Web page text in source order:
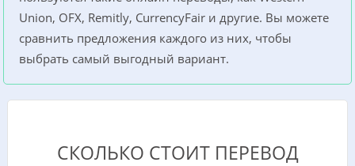
Union, OFX, Remitly, CurrencyFair и другие. Вы можете
сравнить предложения каждого из них, чтобы
выбрать самый выгодный вариант.
СКОЛЬКО СТОИТ ПЕРЕВОД